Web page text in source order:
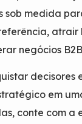
sob medida
atrair
negócios
decisores
em
conte com a